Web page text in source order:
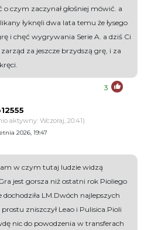
o czym zaczynał głośniej mówić. a
łyknęli dwa lata temu że łysego
i chęć wygrywania Serie A. a dziś Ci
za jeszcze brzydszą grę, i za
3
aktywny: Wczoraj, 20:41)
2026, 19:47
w czym tutaj ludzie widzą
jest gorsza niż ostatni rok Pioliego
dochodziła LM.Dwóch najlepszych
zniszczył Leao i Pulisica.Pioli
nic do powodzenia w transferach